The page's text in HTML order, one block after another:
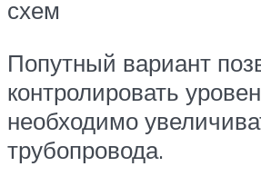
схем
Попутный вариант
контролировать
необходимо
трубопровода.